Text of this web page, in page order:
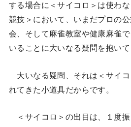
する場合に＜サイコロ＞は使わ
競技＞において、いまだプロの
会、そして麻雀教室や健康麻雀
いることに大いなる疑問を抱いて
大いなる疑問、それは＜サイ
れてきた小道具だからです。
＜サイコロ＞の出目は、１度